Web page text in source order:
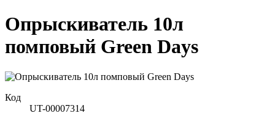
Опрыскиватель 10л
помповый Green Days
Код
UT-00007314